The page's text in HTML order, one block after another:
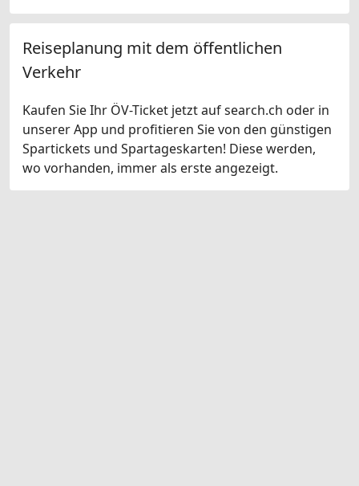
Reiseplanung mit dem öffentlichen
Verkehr
Kaufen Sie Ihr ÖV-Ticket jetzt auf search.ch oder in
unserer App und profitieren Sie von den günstigen
Spartickets und Spartageskarten! Diese werden,
wo vorhanden, immer als erste angezeigt.